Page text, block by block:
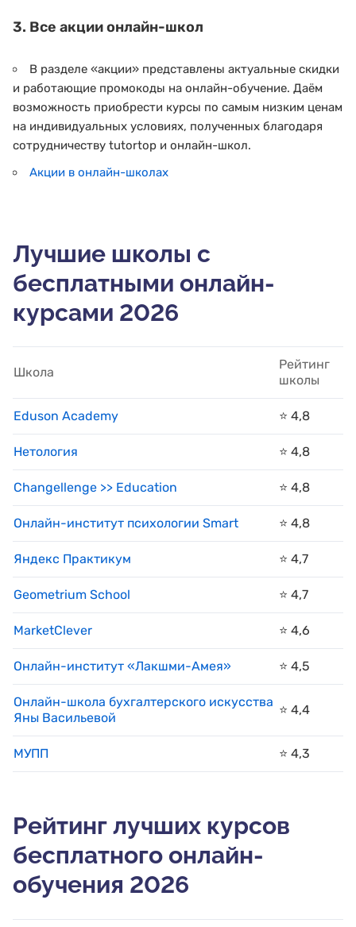
3. Все акции онлайн-школ
В разделе «акции» представлены актуальные скидки
и работающие промокоды на онлайн-обучение. Даём
возможность приобрести курсы по самым низким ценам
на индивидуальных условиях, полученных благодаря
сотрудничеству tutortop и онлайн-школ.
Акции в онлайн-школах
Лучшие школы c
бесплатными онлайн-
курсами 2026
Школа
Рейтинг
школы
Eduson Academy ⭐️ 4,8
Нетология ⭐️ 4,8
Changellenge >> Education ⭐️ 4,8
Онлайн-институт психологии Smart ⭐️ 4,8
Яндекс Практикум ⭐️ 4,7
Geometrium School ⭐️ 4,7
MarketClever ⭐️ 4,6
Онлайн-институт «Лакшми-Амея» ⭐️ 4,5
Онлайн-школа бухгалтерского искусства
Яны Васильевой
⭐️ 4,4
МУПП ⭐️ 4,3
Рейтинг лучших курсов
бесплатного онлайн-
обучения 2026